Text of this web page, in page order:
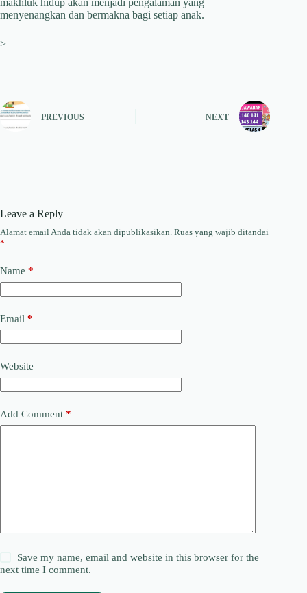
makhluk hidup akan menjadi pengalaman yang
menyenangkan dan bermakna bagi setiap anak.
>
PREVIOUS NEXT
Leave a Reply
Alamat email Anda tidak akan dipublikasikan. Ruas yang wajib ditandai
*
Name *
Email *
Website
Add Comment *
Save my name, email and website in this browser for the
next time I comment.